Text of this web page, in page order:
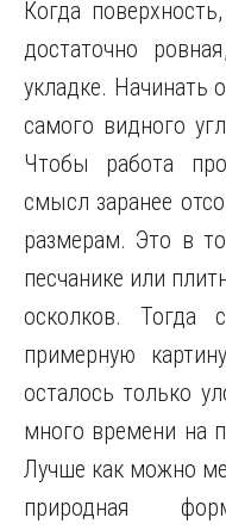
Когда
достаточно
укладке. Начинать
самого видного
Чтобы работа
смысл заранее
размерам. Это в
песчанике или
осколков. Тогда
примерную
осталось только
много времени на
Лучше как можно
природная